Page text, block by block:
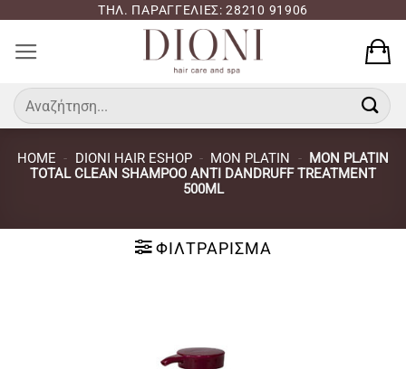
περιεχόμενο
ΤΗΛ. ΠΑΡΑΓΓΕΛΙΕΣ: 28210 91906
Αναζήτηση
για:
HOME - DIONI HAIR ESHOP - MON PLATIN - MON PLATIN
TOTAL CLEAN SHAMPOO ANTI DANDRUFF TREATMENT
500ML
ΦΙΛΤΡΆΡΙΣΜΑ